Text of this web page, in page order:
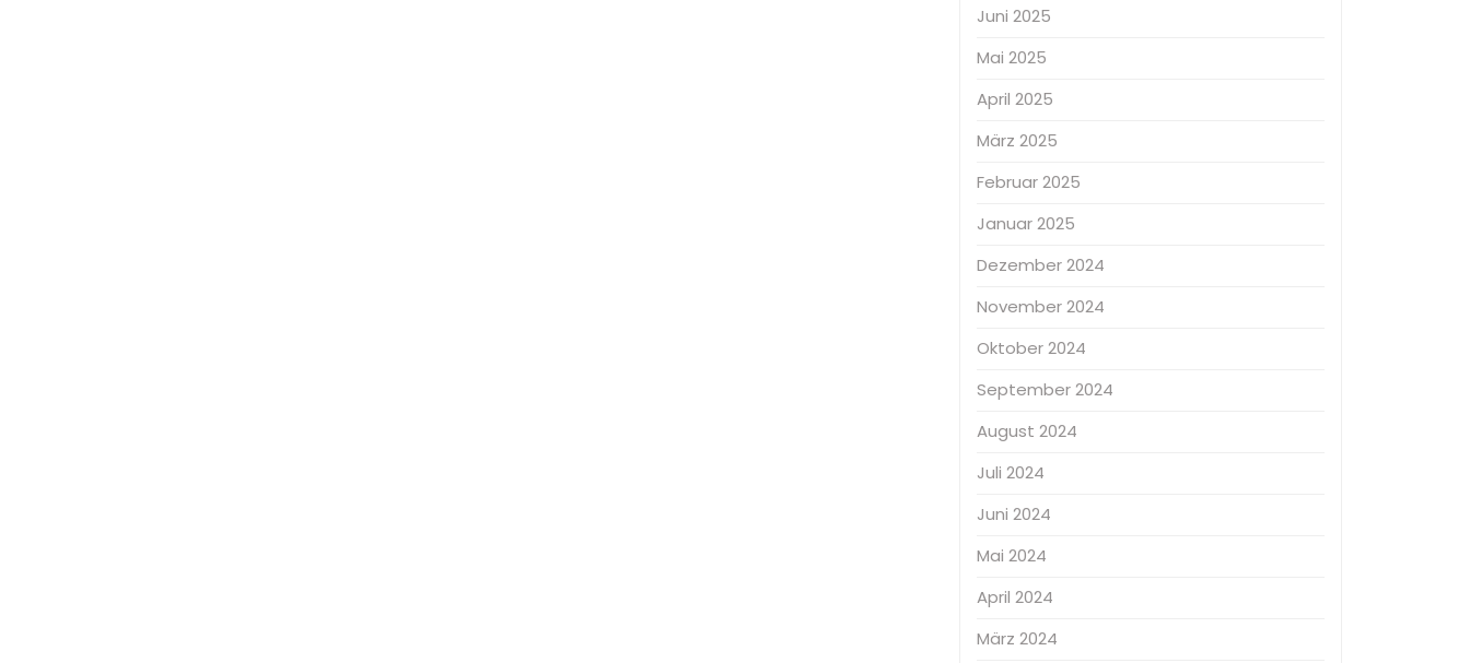
Juni 2025
Mai 2025
April 2025
März 2025
Februar 2025
Januar 2025
Dezember 2024
November 2024
Oktober 2024
September 2024
August 2024
Juli 2024
Juni 2024
Mai 2024
April 2024
März 2024